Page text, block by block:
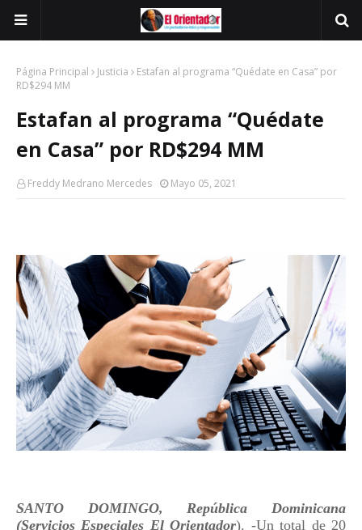
Página Principal Justicia
Estafan al programa “Quédate en Casa” por
RD$294 MM
Estafan al programa “Quédate
en Casa” por RD$294 MM
Freddy Medrano Mercedes Mayo 05, 2021
SANTO DOMINGO, República Dominicana
(Servicios Especiales El Orientador). -Un total de 20